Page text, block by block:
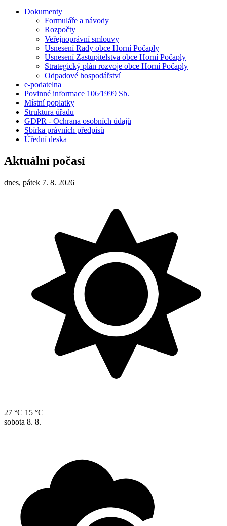
Dokumenty
Formuláře a návody
Rozpočty
Veřejnoprávní smlouvy
Usnesení Rady obce Horní Počaply
Usnesení Zastupitelstva obce Horní Počaply
Strategický plán rozvoje obce Horní Počaply
Odpadové hospodářství
e-podatelna
Povinné informace 106⁄1999 Sb.
Místní poplatky
Struktura úřadu
GDPR - Ochrana osobních údajů
Sbírka právních předpisů
Úřední deska
Aktuální počasí
dnes, pátek 7. 8. 2026
27 °C 15 °C
sobota 8. 8.